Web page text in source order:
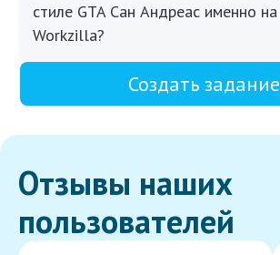
стиле GTA Сан Андреас именно на
Workzilla?
Создать задание
Отзывы наших
пользователей